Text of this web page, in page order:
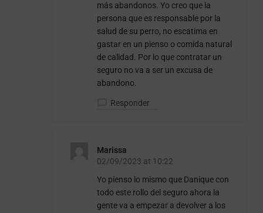
más abandonos. Yo creo que la
persona que es responsable por la
salud de su perro, no escatima en
gastar en un pienso o comida natural
de calidad. Por lo que contratar un
seguro no va a ser un excusa de
abandono.
Responder
Marissa
02/09/2023 at 10:22
Yo pienso lo mismo que Danique con
todo este rollo del seguro ahora la
gente va a empezar a devolver a los